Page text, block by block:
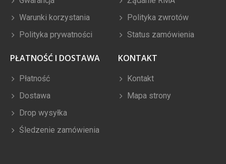
Warunki korzystania
Polityka prywatności
Polityka zwrotów
Status zamówienia
PŁATNOŚĆ I DOSTAWA
Płatność
Dostawa
Drop wysyłka
Śledzenie zamówienia
KONTAKT
Kontakt
Mapa strony